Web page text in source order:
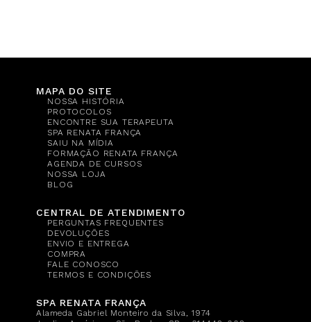
MAPA DO SITE
NOSSA HISTÓRIA
PROTOCOLOS
ENCONTRE SUA TERAPEUTA
SPA RENATA FRANÇA
SAIU NA MÍDIA
FORMAÇÃO RENATA FRANÇA
AGENDA DE CURSOS
NOSSA LOJA
BLOG
CENTRAL DE ATENDIMENTO
PERGUNTAS FREQUENTES
DEVOLUÇÕES
ENVIO E ENTREGA
COMPRA
FALE CONOSCO
TERMOS E CONDIÇÕES
SPA RENATA FRANÇA
Alameda Gabriel Monteiro da Silva, 1974